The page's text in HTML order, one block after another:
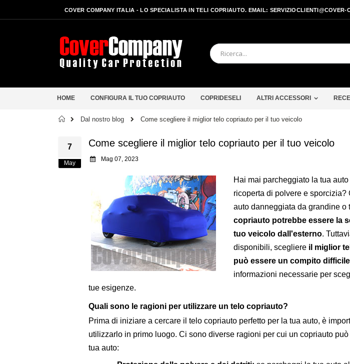
COVER COMPANY ITALIA - LO SPECIALISTA IN TELI COPRIAUTO. EMAIL: SERVIZIOCLIENTI@COVER-
HOME CONFIGURA IL TUO COPRIAUTO COPRIDESELI ALTRI ACCESSORI
HomeDal nostro blog Come scegliere il miglior telo copriauto per il tuo veicolo
7
May
Come scegliere il miglior telo copriauto per il tuo veicolo
Mag 07, 2023
Hai mai parcheggiato la tua
ricoperta di polvere e sporcizia?
auto danneggiata da grandine o
copriauto potrebbe essere la
tuo veicolo dall'esterno.
disponibili, scegliere il miglior
può essere un compito difficile
informazioni necessarie per
tue esigenze.
Quali sono le ragioni per utilizzare un telo copriauto?
Prima di iniziare a cercare il telo copriauto perfetto per la tua auto, è
utilizzarlo in primo luogo. Ci sono diverse ragioni per cui un copriauto
tua auto: